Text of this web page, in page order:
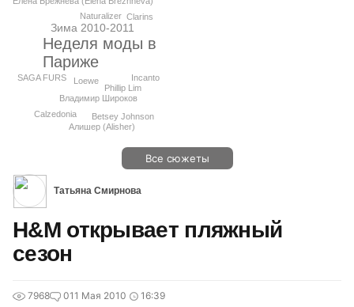
Неделя моды в
Париже
Зима 2010-2011
Loewe
Naturalizer
Phillip Lim
Владимир Широков
Betsey Johnson
SAGA FURS
Calzedonia
Алишер (Alisher)
Incanto
Clarins
Все сюжеты
Татьяна Смирнова
H&M открывает пляжный
сезон
7968 011 Мая 2010 16:39